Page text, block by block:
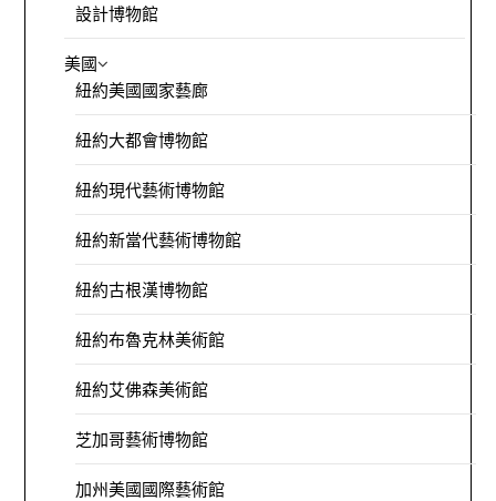
設計博物館
美國
紐約美國國家藝廊
紐約大都會博物館
紐約現代藝術博物館
紐約新當代藝術博物館
紐約古根漢博物館
紐約布魯克林美術館
紐約艾佛森美術館
芝加哥藝術博物館
加州美國國際藝術館